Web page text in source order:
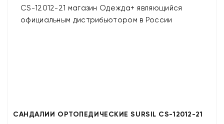
САНДАЛИИ ОРТОПЕДИЧЕСКИЕ SURSIL CS-12012-21